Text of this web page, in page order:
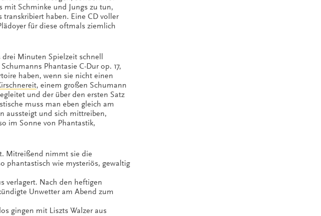
mit Schminke und Jungs zu tun,
haben. Eine CD voller
für diese oftmals ziemlich
Minuten Spielzeit schnell
Phantasie C-Dur op. 17,
haben, wenn sie nicht einen
, einem großen Schumann
und der über den ersten Satz
muss man eben gleich am
aussteigt und sich mittreiben,
im Sonne von Phantastik,
Mitreißend nimmt sie die
phantastisch wie mysteriös, gewaltig
verlagert. Nach den heftigen
Unwetter am Abend zum
gingen mit Liszts Walzer aus